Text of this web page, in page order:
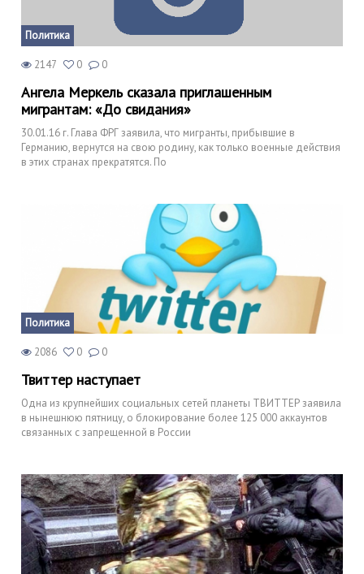
Политика
2147 0 0
Ангела Меркель сказала приглашенным
мигрантам: «До свидания»
30.01.16 г. Глава ФРГ заявила, что мигранты, прибывшие в
Германию, вернутся на свою родину, как только военные действия
в этих странах прекратятся. По
Политика
2086 0 0
Твиттер наступает
Одна из крупнейших социальных сетей планеты ТВИТТЕР заявила
в нынешнюю пятницу, о блокирование более 125 000 аккаунтов
связанных с запрещенной в России